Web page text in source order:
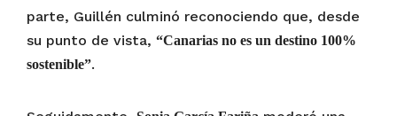
parte, Guillén culminó reconociendo que, desde
su punto de vista, “Canarias no es un destino 100%
sostenible”.